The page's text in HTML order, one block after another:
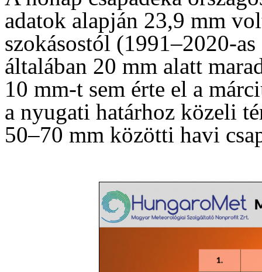
adatok alapján 23,9 mm
szokásostól (1991–2020-
általában 20 mm alatt
10 mm-t sem érte el a
a nyugati határhoz közeli
50–70 mm közötti havi